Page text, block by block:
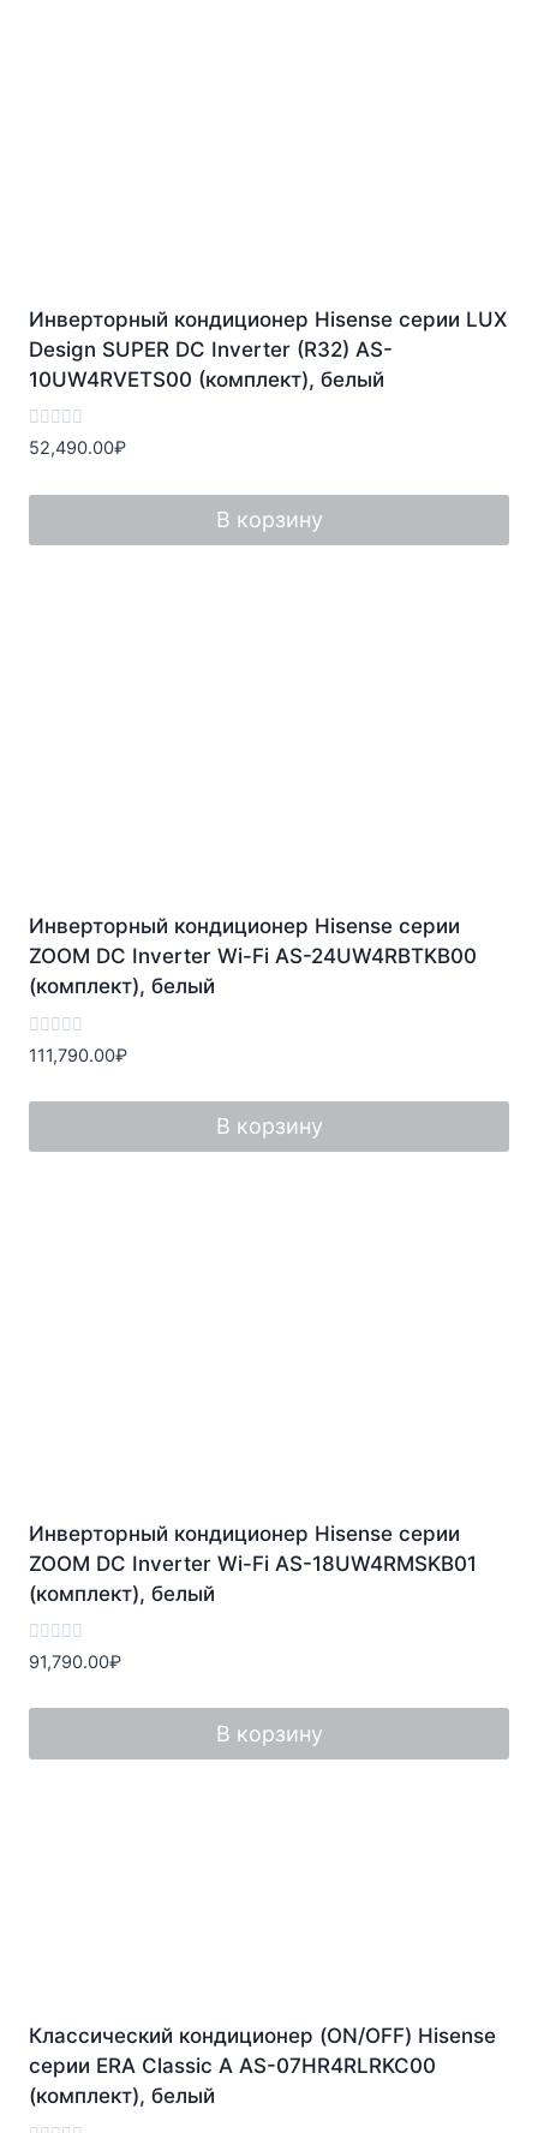
Инверторный кондиционер Hisense серии LUX
Design SUPER DC Inverter (R32) AS-
10UW4RVETS00 (комплект), белый
Оценка
0
5
52,490.00₽
В корзину
Инверторный кондиционер Hisense серии
ZOOM DC Inverter Wi-Fi AS-24UW4RBTKB00
(комплект), белый
Оценка
0
5
111,790.00₽
В корзину
Инверторный кондиционер Hisense серии
ZOOM DC Inverter Wi-Fi AS-18UW4RMSKB01
(комплект), белый
Оценка
0
5
91,790.00₽
В корзину
Классический кондиционер (ON/OFF) Hisense
серии ERA Classic A AS-07HR4RLRKC00
(комплект), белый